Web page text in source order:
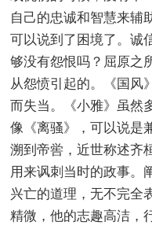
自己的忠诚和智慧来辅
可以说到了困境了。诚
够没有怨恨吗？屈原之
从怨愤引起的。《国风
而失当。《小雅》虽然
像《离骚》，可以说是
溯到帝喾，近世称述齐
用来讽刺当时的政事。
兴亡的道理，无不完全
精微，他的志趣高洁，